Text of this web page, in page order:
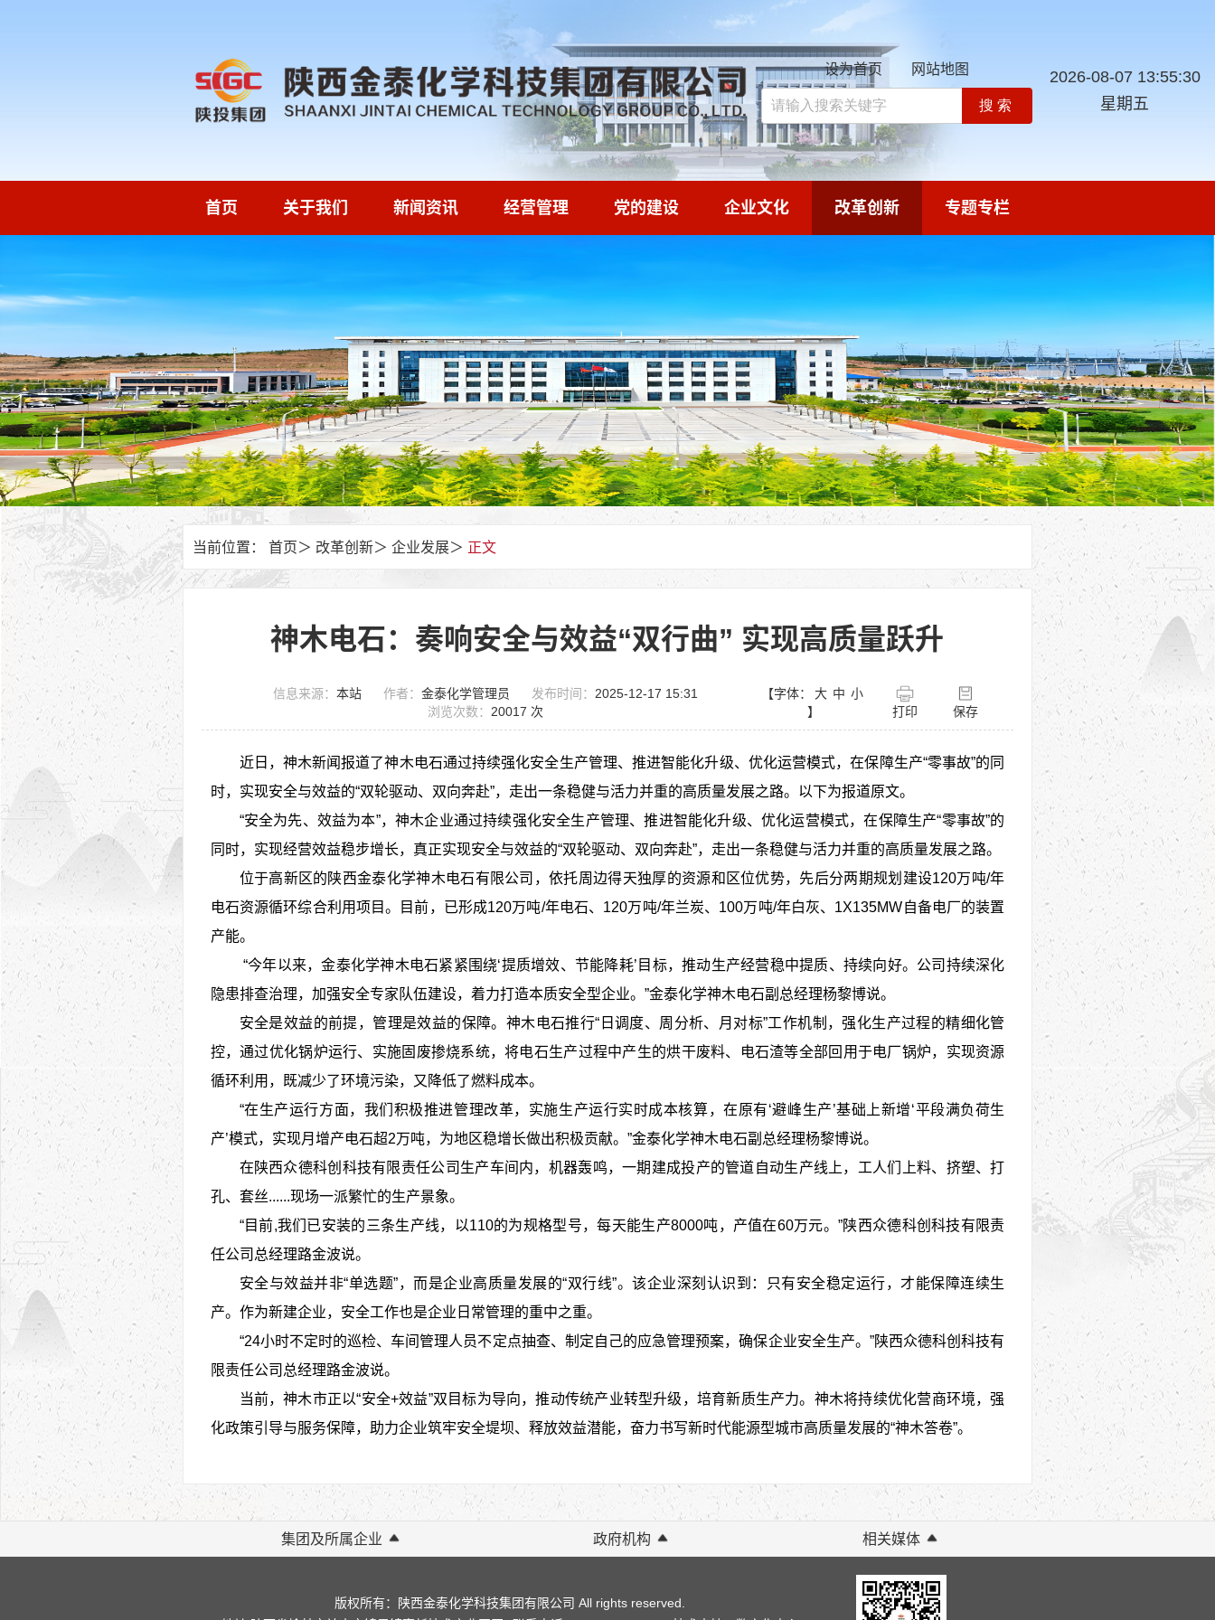
设为首页 网站地图
搜索
2026-08-07 13:55:31
星期五
首页 关于我们 新闻资讯 经营管理 党的建设 企业文化 改革创新 专题专栏
当前位置： 首页＞ 改革创新＞ 企业发展＞ 正文
神木电石：奏响安全与效益“双行曲” 实现高质量跃升
信息来源：本站 作者：金泰化学管理员 发布时间： 2025-12-17 15:31
浏览次数： 20017 次
【字体： 大 中 小
】
打印 保存
近日，神木新闻报道了神木电石通过持续强化安全生产管理、推进智能化升级、优化运营模式，在保障生产“零事故”的同
时，实现安全与效益的“双轮驱动、双向奔赴”，走出一条稳健与活力并重的高质量发展之路。以下为报道原文。
“安全为先、效益为本”，神木企业通过持续强化安全生产管理、推进智能化升级、优化运营模式，在保障生产“零事故”的
同时，实现经营效益稳步增长，真正实现安全与效益的“双轮驱动、双向奔赴”，走出一条稳健与活力并重的高质量发展之路。
位于高新区的陕西金泰化学神木电石有限公司，依托周边得天独厚的资源和区位优势，先后分两期规划建设120万吨/年
电石资源循环综合利用项目。目前，已形成120万吨/年电石、120万吨/年兰炭、100万吨/年白灰、1X135MW自备电厂的装置
产能。
“今年以来，金泰化学神木电石紧紧围绕‘提质增效、节能降耗’目标，推动生产经营稳中提质、持续向好。公司持续深化
隐患排查治理，加强安全专家队伍建设，着力打造本质安全型企业。”金泰化学神木电石副总经理杨黎博说。
安全是效益的前提，管理是效益的保障。神木电石推行“日调度、周分析、月对标”工作机制，强化生产过程的精细化管
控，通过优化锅炉运行、实施固废掺烧系统，将电石生产过程中产生的烘干废料、电石渣等全部回用于电厂锅炉，实现资源
循环利用，既减少了环境污染，又降低了燃料成本。
“在生产运行方面，我们积极推进管理改革，实施生产运行实时成本核算，在原有‘避峰生产’基础上新增‘平段满负荷生
产’模式，实现月增产电石超2万吨，为地区稳增长做出积极贡献。”金泰化学神木电石副总经理杨黎博说。
在陕西众德科创科技有限责任公司生产车间内，机器轰鸣，一期建成投产的管道自动生产线上，工人们上料、挤塑、打
孔、套丝......现场一派繁忙的生产景象。
“目前,我们已安装的三条生产线，以110的为规格型号，每天能生产8000吨，产值在60万元。”陕西众德科创科技有限责
任公司总经理路金波说。
安全与效益并非“单选题”，而是企业高质量发展的“双行线”。该企业深刻认识到：只有安全稳定运行，才能保障连续生
产。作为新建企业，安全工作也是企业日常管理的重中之重。
“24小时不定时的巡检、车间管理人员不定点抽查、制定自己的应急管理预案，确保企业安全生产。”陕西众德科创科技有
限责任公司总经理路金波说。
当前，神木市正以“安全+效益”双目标为导向，推动传统产业转型升级，培育新质生产力。神木将持续优化营商环境，强
化政策引导与服务保障，助力企业筑牢安全堤坝、释放效益潜能，奋力书写新时代能源型城市高质量发展的“神木答卷”。
集团及所属企业 政府机构 相关媒体
版权所有：陕西金泰化学科技集团有限公司 All rights reserved.